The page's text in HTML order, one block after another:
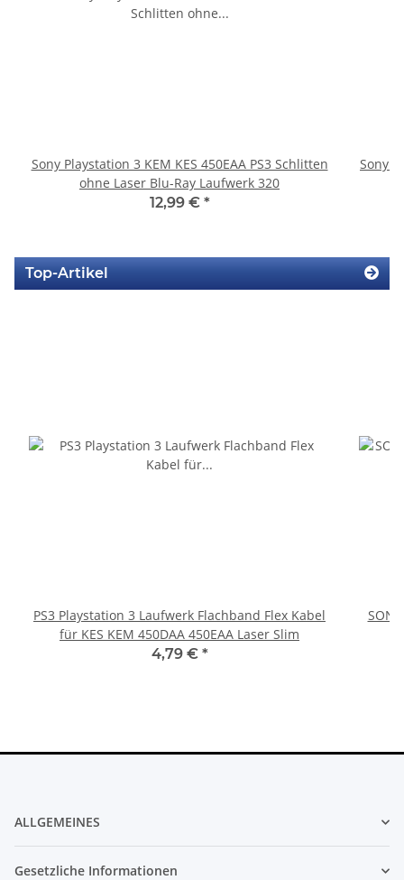
Sony Playstation 3 KEM KES 450EAA PS3 Schlitten
ohne Laser Blu-Ray Laufwerk 320
12,99 € *
Sony
Top-Artikel
PS3 Playstation 3 Laufwerk Flachband Flex Kabel
für KES KEM 450DAA 450EAA Laser Slim
4,79 € *
ALLGEMEINES
Gesetzliche Informationen